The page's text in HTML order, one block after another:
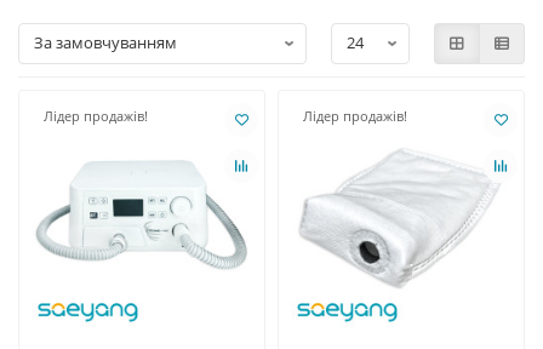
Лідер продажів! Лідер продажів!